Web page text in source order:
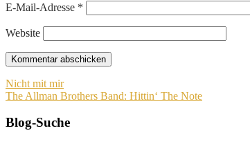
E-Mail-Adresse *
Website
Beitragsnavigation
Nicht mit mir
The Allman Brothers Band: Hittin‘ The Note
Blog-Suche